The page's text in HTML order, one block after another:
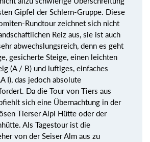
Gipfel der Schlern-Gruppe. Diese
Rundtour zeichnet sich nicht
Reiz aus, sie ist auch
abwechslungsreich, denn es geht
gesicherte Steige, einen leichten
(A / B) und luftiges, einfaches
I), das jedoch absolute
Da die Tour von Tiers aus
sich eine Übernachtung in der
Tierser Alpl Hütte oder der
Als Tagestour ist die
von der Seiser Alm aus zu